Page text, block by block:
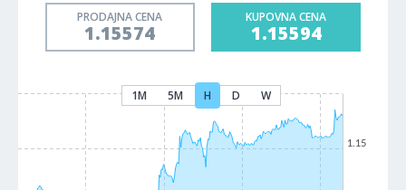
PRODAJNA CENA
1.15574
KUPOVNA CENA
1.15594
1M 5M H D W
1.15